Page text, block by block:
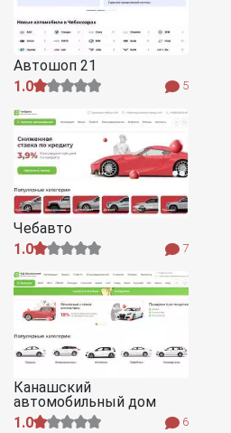
Автошоп 21
1.0
5
Чебавто
1.0
7
Канашский
автомобильный дом
1.0
6